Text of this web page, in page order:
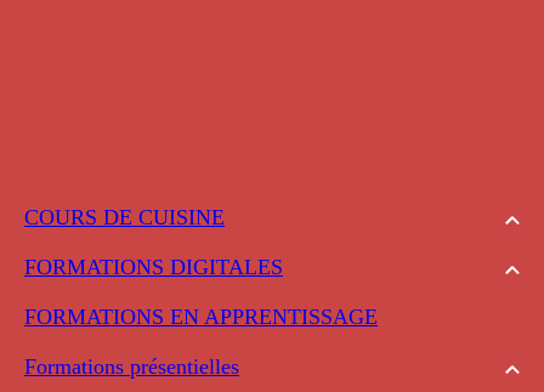
COURS DE CUISINE
FORMATIONS DIGITALES
FORMATIONS EN APPRENTISSAGE
Formations présentielles